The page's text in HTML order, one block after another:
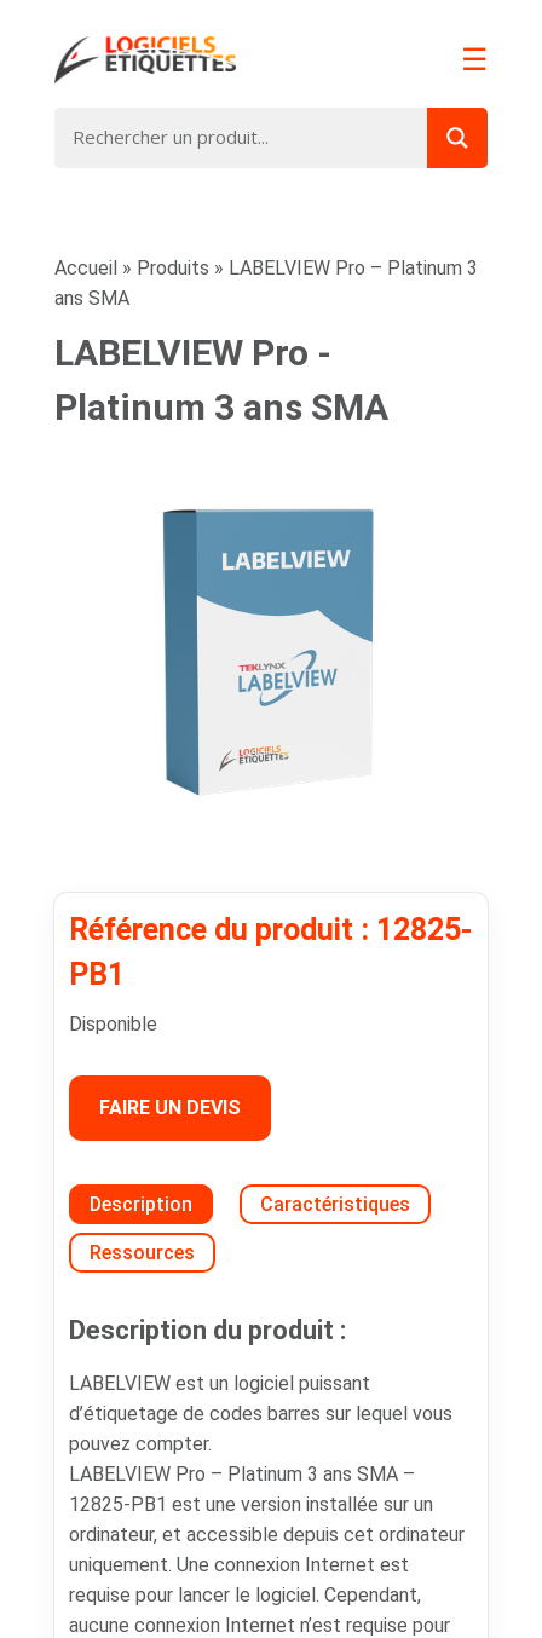
☰
Accueil » Produits » LABELVIEW Pro – Platinum 3
ans SMA
LABELVIEW Pro -
Platinum 3 ans SMA
Référence du produit : 12825-
PB1
Disponible
FAIRE UN DEVIS
Description Caractéristiques
Ressources
Description du produit :
LABELVIEW est un logiciel puissant
d’étiquetage de codes barres sur lequel vous
pouvez compter.
LABELVIEW Pro – Platinum 3 ans SMA –
12825-PB1 est une version installée sur un
ordinateur, et accessible depuis cet ordinateur
uniquement. Une connexion Internet est
requise pour lancer le logiciel. Cependant,
aucune connexion Internet n’est requise pour